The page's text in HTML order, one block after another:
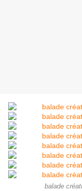
balade